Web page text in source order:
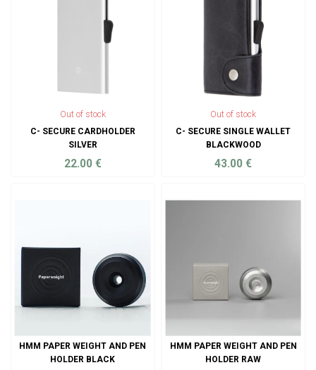
Out of stock
C- SECURE CARDHOLDER
SILVER
22.00 €
Out of stock
C- SECURE SINGLE WALLET
BLACKWOOD
43.00€
HMM PAPER WEIGHT AND PEN
HOLDER BLACK
HMM PAPER WEIGHT AND PEN
HOLDER RAW